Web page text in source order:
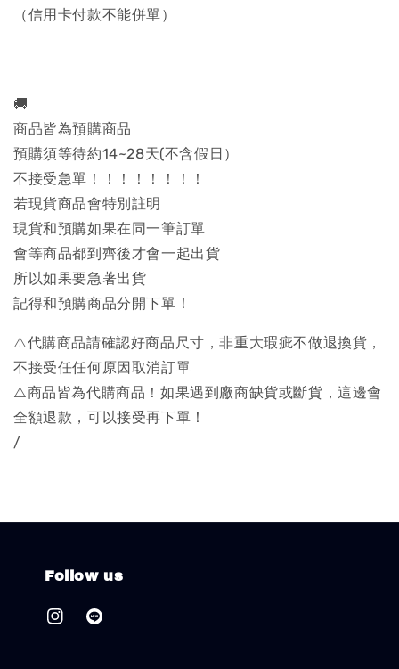
（信用卡付款不能併單）
🚚
商品皆為預購商品
預購須等待約14~28天(不含假日）
不接受急單！！！！！！！！
若現貨商品會特別註明
現貨和預購如果在同一筆訂單
會等商品都到齊後才會一起出貨
所以如果要急著出貨
記得和預購商品分開下單！
⚠️代購商品請確認好商品尺寸，非重大瑕疵不做退換貨，
不接受任任何原因取消訂單
⚠️商品皆為代購商品！如果遇到廠商缺貨或斷貨，這邊會
全額退款，可以接受再下單！
/
Follow us